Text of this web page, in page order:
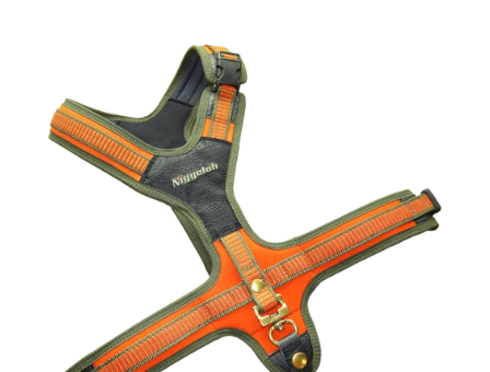
TIL HUNDEN
TIL HUNDEFØREREN
TIL BILEN
FODER & FODER